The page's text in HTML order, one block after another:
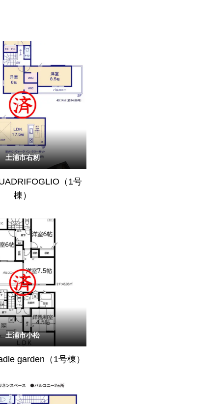
土浦市右籾
（1号
棟）
土浦市小松
garden（1号棟）